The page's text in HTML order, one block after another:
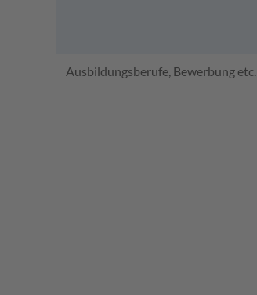
Ausbildungsberufe, Bewerbung etc.